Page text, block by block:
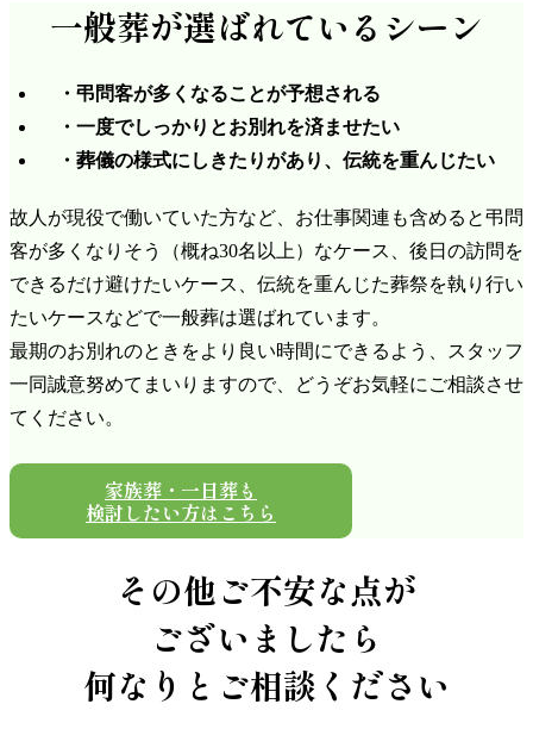
一般葬が選ばれているシーン
弔問客が多くなることが予想される
一度でしっかりとお別れを済ませたい
葬儀の様式にしきたりがあり、伝統を重んじたい
故人が現役で働いていた方など、お仕事関連も含めると弔問
客が多くなりそう（概ね30名以上）なケース、後日の訪問を
できるだけ避けたいケース、伝統を重んじた葬祭を執り行い
たいケースなどで一般葬は選ばれています。
最期のお別れのときをより良い時間にできるよう、スタッフ
一同誠意努めてまいりますので、どうぞお気軽にご相談させ
てください。
家族葬・一日葬も
検討したい方はこちら
その他ご不安な点が
ございましたら
何なりとご相談ください